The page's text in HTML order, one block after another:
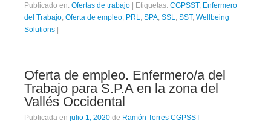
Publicado en: Ofertas de trabajo | Etiquetas: CGPSST, Enfermero
del Trabajo Oferta de empleo PRL SPA SSL SST, Wellbeing
Solutions |
Oferta de empleo. Enfermero/a del
Trabajo para S.P.A en la zona del
Vallés Occidental
Publicada en julio 1, 2020 de Ramón Torres CGPSST